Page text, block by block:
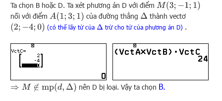
Ta chọn B hoặc D. Ta xét phương án D với điểm M(3;− 1;1)
nối với điểm A(1; 3 ;1) của đường thẳng Δ
thành vectơ
(2;−4;0) (có thể lấy tử của Δ trừ cho tử của phương án D) .
⇒M ∉mp( d,Δ) nên D bị loại. Vậy ta chọn B.